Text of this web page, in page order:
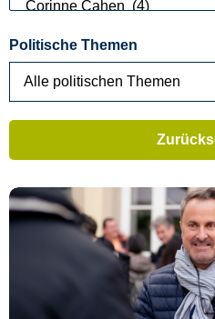
Politische Themen